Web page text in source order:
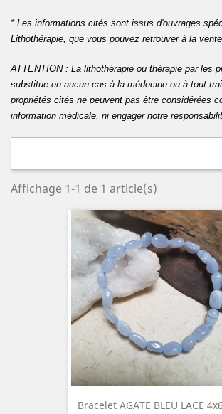
* Les informations cités sont issus d'ouvrages
Lithothérapie, que vous pouvez retrouver à la
ATTENTION : La lithothérapie ou thérapie par les
substitue en aucun cas à la médecine ou à tout
propriétés cités ne peuvent pas être considérées
information médicale, ni engager notre
Affichage 1-1 de 1 article(s)
Bracelet AGATE BLEU LACE